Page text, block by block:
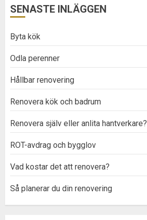
SENASTE INLÄGGEN
Byta kök
Odla perenner
Hållbar renovering
Renovera kök och badrum
Renovera själv eller anlita hantverkare?
ROT-avdrag och bygglov
Vad kostar det att renovera?
Så planerar du din renovering